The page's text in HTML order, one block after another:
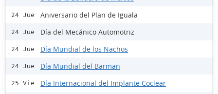
24 Jue Aniversario del Plan de Iguala
24 Jue Día del Mecánico Automotriz
24 Jue Día Mundial de los Nachos
24 Jue Día Mundial del Barman
25 Vie Día Internacional del Implante Coclear